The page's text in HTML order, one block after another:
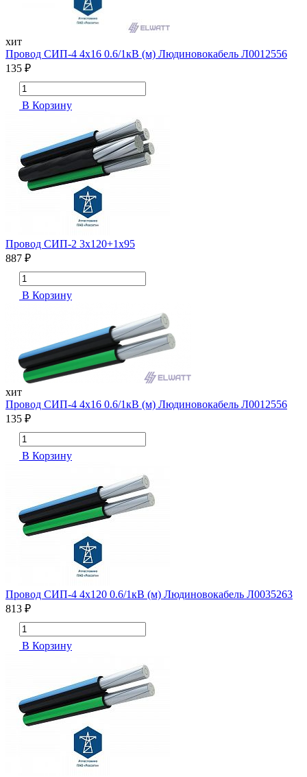
хит
Провод СИП-4 4х16 0.6/1кВ (м) Людиновокабель Л0012556
135 ₽
В Корзину
Провод СИП-2 3х120+1х95
887 ₽
В Корзину
хит
Провод СИП-4 4х16 0.6/1кВ (м) Людиновокабель Л0012556
135 ₽
В Корзину
Провод СИП-4 4х120 0.6/1кВ (м) Людиновокабель Л0035263
813 ₽
В Корзину